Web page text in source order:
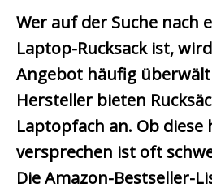
Wer auf der Suche nach
Laptop-Rucksack ist,
Angebot häufig
Hersteller bieten
Laptopfach an. Ob diese
versprechen ist oft
Die Amazon-Bestseller-